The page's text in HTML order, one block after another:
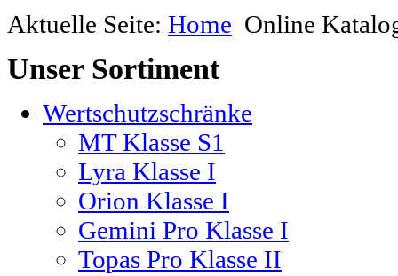
Aktuelle Seite: Home Online
UnserSortiment
Wertschutzschränke
MT Klasse S1
Lyra Klasse I
Orion Klasse I
Gemini Pro Klasse I
Topas Pro Klasse II